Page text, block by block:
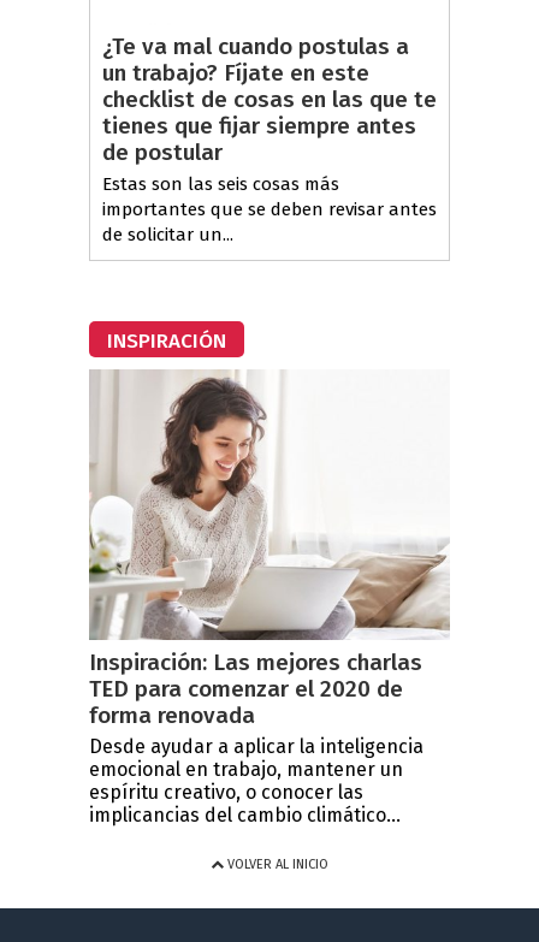
¿Te va mal cuando postulas a
un trabajo? Fíjate en este
checklist de cosas en las que te
tienes que fijar siempre antes
de postular
Estas son las seis cosas más
importantes que se deben revisar antes
de solicitar un...
INSPIRACIÓN
Inspiración: Las mejores charlas
TED para comenzar el 2020 de
forma renovada
Desde ayudar a aplicar la inteligencia
emocional en trabajo, mantener un
espíritu creativo, o conocer las
implicancias del cambio climático...
VOLVER AL INICIO